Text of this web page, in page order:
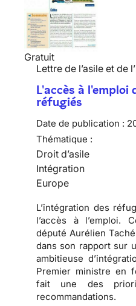
Gratuit
Lettre de l’asile et de
L'accès à l'emploi
réfugiés
Date de publication :
Thématique :
Droit d’asile
Intégration
Europe
L’intégration des
l’accès à l’emploi.
député Aurélien
dans son rapport sur
ambitieuse
Premier ministre en
fait une des
recommandations.